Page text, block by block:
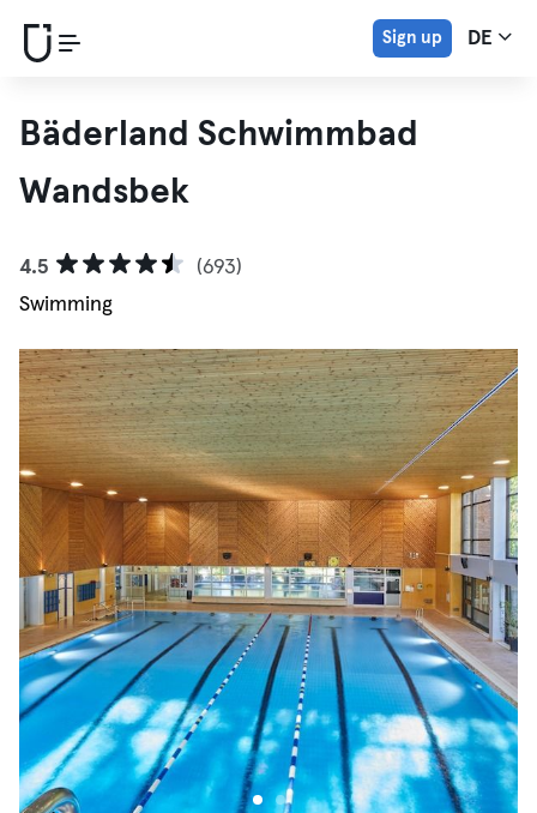
Sign up DE
Bäderland Schwimmbad
Wandsbek
4.5
(693)
Swimming